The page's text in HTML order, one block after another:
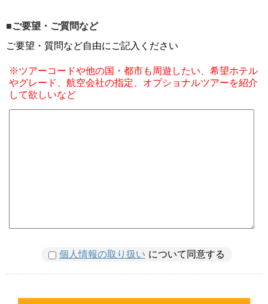
■ご要望・ご質問など
ご要望・質問など自由にご記入ください
※ツアーコードや他の国・都市も周遊したい、希望ホテル
やグレード、航空会社の指定、オプショナルツアーを紹介
して欲しいなど
個人情報の取り扱い について同意する